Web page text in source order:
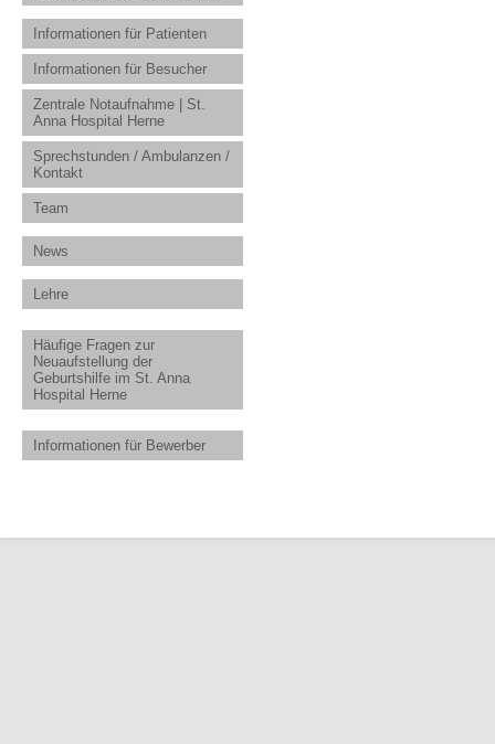
Informationen für Patienten
Informationen für Besucher
Zentrale Notaufnahme | St.
Anna Hospital Herne
Sprechstunden / Ambulanzen /
Kontakt
Team
News
Lehre
Häufige Fragen zur
Neuaufstellung der
Geburtshilfe im St. Anna
Hospital Herne
Informationen für Bewerber